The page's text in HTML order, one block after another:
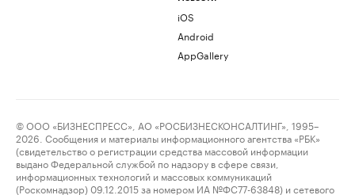
iOS
Android
AppGallery
© ООО «БИЗНЕСПРЕСС», АО «РОСБИЗНЕСКОНСАЛТИНГ», 1995–
2026. Сообщения и материалы информационного агентства «РБК»
(свидетельство о регистрации средства массовой информации
выдано Федеральной службой по надзору в сфере связи,
информационных технологий и массовых коммуникаций
(Роскомнадзор) 09.12.2015 за номером ИА №ФС77-63848) и сетевого